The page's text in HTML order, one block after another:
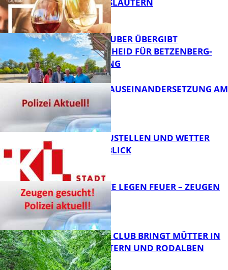
FB News
FB Kultur
MINISTER TEUBER ÜBERGIBT
FÖRDERBESCHEID FÜR BETZENBERG-
ENTWICKLUNG
HANDFESTE AUSEINANDERSETZUNG AM
PFAFFPLATZ
PARKEN, BAUSTELLEN UND WETTER
DIGITAL IM BLICK
FB News
UNBEKANNTE LEGEN FEUER – ZEUGEN
GESUCHT!
NEUER MOM CLUB BRINGT MÜTTER IN
KAISERSLAUTERN UND RODALBEN
ZUSAMMEN